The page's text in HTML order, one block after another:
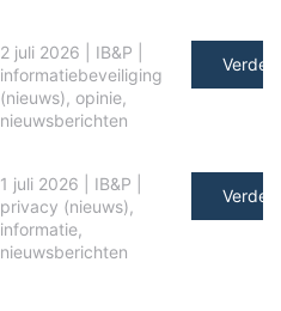
2 juli 2026 IB&P
informatiebeveiliging
(nieuws), opinie,
nieuwsberichten
Verder
1 juli 2026 IB&P
privacy (nieuws),
informatie,
nieuwsberichten
Verder